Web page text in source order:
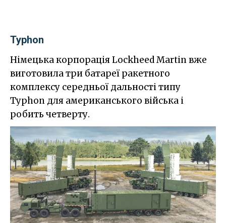
Typhon
Німецька корпорація Lockheed Martin вже
виготовила три батареї ракетного
комплексу середньої дальності типу
Typhon для американського війська і
робить четверту.